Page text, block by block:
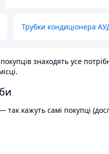
Трубки кондиціонера
знаходять усе
кажуть самі покупці